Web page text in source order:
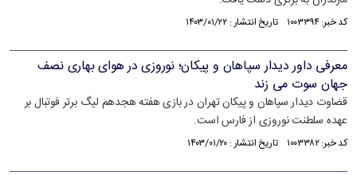
کد خبر: ۱۰۰۳۳۹۴ تاریخ انتشار : ۱۴۰۳/۰۱/۲۲
معرفی داور دیدار سپاهان و پیکان؛ نوروزی در هوای بهاری نصف
جهان سوت می زند
قضاوت دیدار سپاهان و پیکان تهران در بازی هفته هجدهم لیگ برتر فوتبال بر
عهده سلطنت نوروزی از فارس است.
کد خبر: ۱۰۰۳۳۸۲ تاریخ انتشار : ۱۴۰۳/۰۱/۲۰